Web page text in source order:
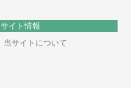
サイト情報
当サイトについて